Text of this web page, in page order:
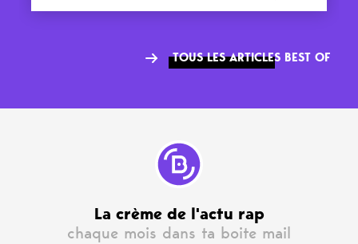
TOUS LES ARTICLES BEST OF
La crème de l'actu rap
chaque mois dans ta boite mail